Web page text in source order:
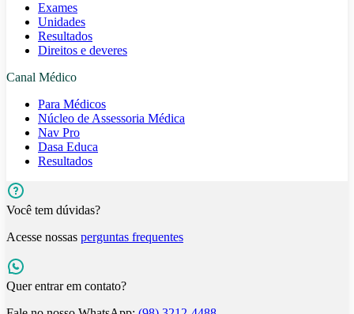
Exames
Unidades
Resultados
Direitos e deveres
Canal Médico
Para Médicos
Núcleo de Assessoria Médica
Nav Pro
Dasa Educa
Resultados
Você tem dúvidas?
Acesse nossas perguntas frequentes
Quer entrar em contato?